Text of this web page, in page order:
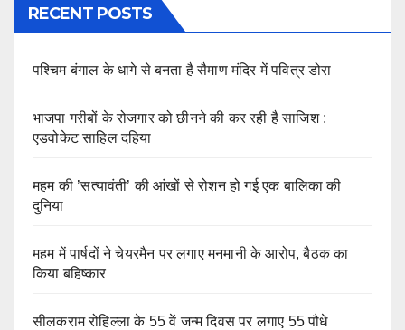
RECENT POSTS
पश्चिम बंगाल के धागे से बनता है सैमाण मंदिर में पवित्र डोरा
भाजपा गरीबों के रोजगार को छीनने की कर रही है साजिश :
एडवोकेट साहिल दहिया
महम की ’सत्यावंती’ की आंखों से रोशन हो गई एक बालिका की
दुनिया
महम में पार्षदों ने चेयरमैन पर लगाए मनमानी के आरोप, बैठक का
किया बहिष्कार
सीलकराम रोहिल्ला के 55 वें जन्म दिवस पर लगाए 55 पौधे